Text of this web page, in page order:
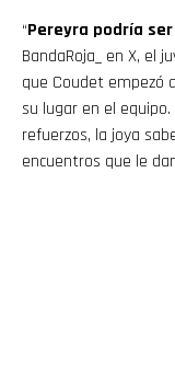
“Pereyra podría
BandaRoja_ en X, el
que Coudet empezó
su lugar en el
refuerzos, la joya
encuentros que le